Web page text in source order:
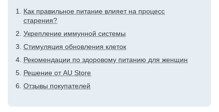
Как правильное питание влияет на процесс
старения?
Укрепление иммунной системы
Стимуляция обновления клеток
Рекомендации по здоровому питанию для женщин
Решение от AU Store
Отзывы покупателей